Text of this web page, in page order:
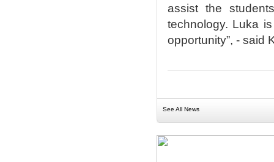
assist the
technology. Luka
opportunity”, - said
See All News